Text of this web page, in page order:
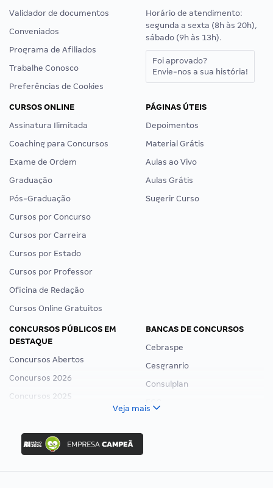
Validador de documentos
Conveniados
Programa de Afiliados
Trabalhe Conosco
Preferências de Cookies
Horário de atendimento:
segunda a sexta (8h às 20h),
sábado (9h às 13h).
Foi aprovado?
Envie-nos a sua história!
CURSOS ONLINE
Assinatura Ilimitada
Coaching para Concursos
Exame de Ordem
Graduação
Pós-Graduação
Cursos por Concurso
Cursos por Carreira
Cursos por Estado
Cursos por Professor
Oficina de Redação
Cursos Online Gratuitos
PÁGINAS ÚTEIS
Depoimentos
Material Grátis
Aulas ao Vivo
Aulas Grátis
Sugerir Curso
CONCURSOS PÚBLICOS EM
DESTAQUE
Concursos Abertos
Concursos 2026
Concursos 2025
Concurso Nacional Unificado
Concurso Ibama
Concurso MPU
Editais publicados
BANCAS DE CONCURSOS
Cebraspe
Cesgranrio
Consulplan
Veja mais